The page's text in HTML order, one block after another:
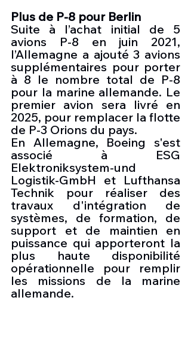
Plus de P-8 pour Berlin
Suite à l’achat initial de 5
avions P-8 en juin 2021,
l’Allemagne a ajouté 3 avions
supplémentaires pour porter
à 8 le nombre total de P-8
pour la marine allemande. Le
premier avion sera livré en
2025, pour remplacer la flotte
de P-3 Orions du pays.
En Allemagne, Boeing s'est
associé à ESG
Elektroniksystem-und
Logistik-GmbH et Lufthansa
Technik pour réaliser des
travaux d'intégration de
systèmes, de formation, de
support et de maintien en
puissance qui apporteront la
plus haute disponibilité
opérationnelle pour remplir
les missions de la marine
allemande.